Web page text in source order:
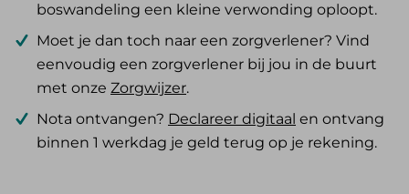
boswandeling een kleine verwonding oploopt.
Moet je dan toch naar een zorgverlener? Vind
eenvoudig een zorgverlener bij jou in de buurt
met onze Zorgwijzer.
Nota ontvangen? Declareer digitaal en ontvang
binnen 1 werkdag je geld terug op je rekening.